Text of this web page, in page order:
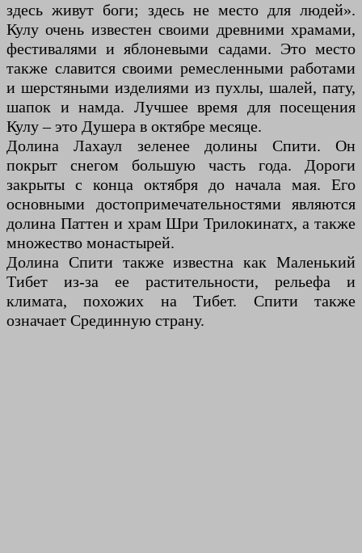
здесь живут боги; здесь не место для людей».
Кулу очень известен своими древними храмами,
фестивалями и яблоневыми садами. Это место
также славится своими ремесленными работами
и шерстяными изделиями из пухлы, шалей, пату,
шапок и намда. Лучшее время для посещения
Кулу – это Душера в октябре месяце.
Долина Лахаул зеленее долины Спити. Он
покрыт снегом большую часть года. Дороги
закрыты с конца октября до начала мая. Его
основными достопримечательностями являются
долина Паттен и храм Шри Трилокинатх, а также
множество монастырей.
Долина Спити также известна как Маленький
Тибет из-за ее растительности, рельефа и
климата, похожих на Тибет. Спити также
означает Срединную страну.